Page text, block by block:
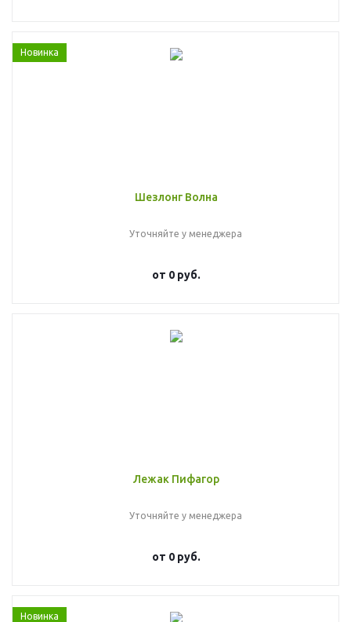
Новинка
Шезлонг Волна
Уточняйте у менеджера
от 0 руб.
Лежак Пифагор
Уточняйте у менеджера
от 0 руб.
Новинка